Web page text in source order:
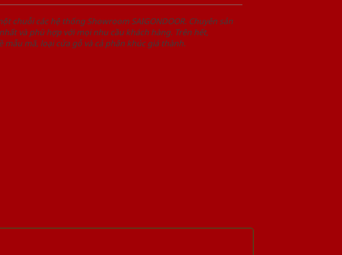
chuỗi các hệ thống Showroom SAIGONDOOR. Chuyên sản
và phù hợp với mọi nhu cầu khách hàng. Trên hết,
mẫu mã, loại cửa gỗ và cả phân khúc giá thành.